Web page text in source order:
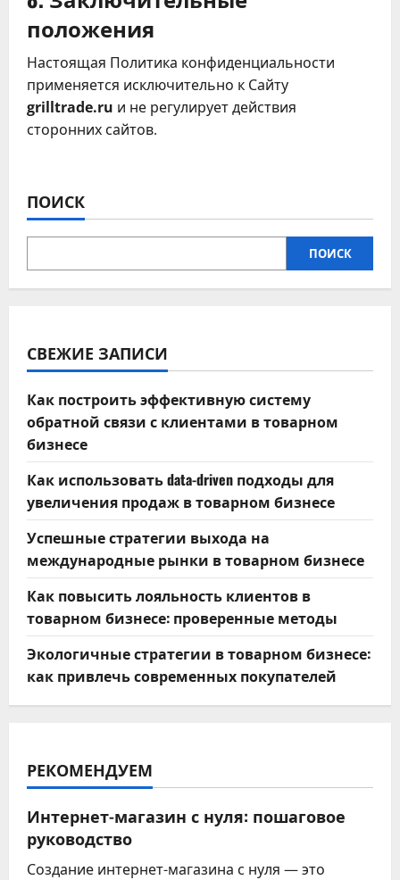
положения
Настоящая Политика конфиденциальности
применяется исключительно к Сайту
grilltrade.ru и не регулирует действия
сторонних сайтов.
ПОИСК
ПОИСК
СВЕЖИЕ ЗАПИСИ
Как построить эффективную систему
обратной связи с клиентами в товарном
бизнесе
Как использовать data-driven подходы для
увеличения продаж в товарном бизнесе
Успешные стратегии выхода на
международные рынки в товарном бизнесе
Как повысить лояльность клиентов в
товарном бизнесе: проверенные методы
Экологичные стратегии в товарном бизнесе:
как привлечь современных покупателей
РЕКОМЕНДУЕМ
Интернет-магазин с нуля: пошаговое
руководство
Создание интернет-магазина с нуля — это